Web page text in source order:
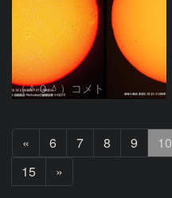
（＾０＾）コメト
«
へ
6 7 8 9 10
15
»
へ